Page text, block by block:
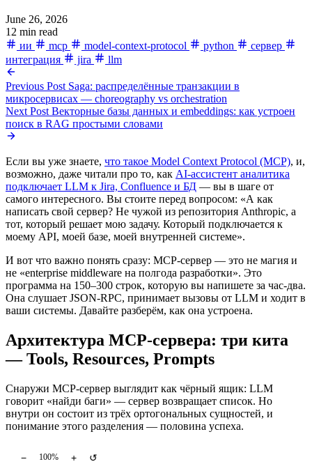
June 26, 2026
12 min read
ии
mcp model-context-protocol python
сервер
интеграция
jira llm
Previous Post Saga: распределённые транзакции в
микросервисах — choreography vs orchestration
Next Post Векторные базы данных и embeddings: как устроен
поиск в RAG простыми словами
Если вы уже знаете, что такое Model Context Protocol (MCP), и,
возможно, даже читали про то, как AI-ассистент аналитика
подключает LLM к Jira, Confluence и БД — вы в шаге от
самого интересного. Вы стоите перед вопросом: «А как
написать свой сервер? Не чужой из репозитория Anthropic, а
тот, который решает мою задачу. Который подключается к
моему API, моей базе, моей внутренней системе».
И вот что важно понять сразу: MCP-сервер — это не магия и
не «enterprise middleware на полгода разработки». Это
программа на 150–300 строк, которую вы напишете за час-два.
Она слушает JSON-RPC, принимает вызовы от LLM и ходит в
ваши системы. Давайте разберём, как она устроена.
Архитектура MCP-сервера: три кита
— Tools, Resources, Prompts
Снаружи MCP-сервер выглядит как чёрный ящик: LLM
говорит «найди баги» — сервер возвращает список. Но
внутри он состоит из трёх ортогональных сущностей, и
понимание этого разделения — половина успеха.
− 100% + ↺